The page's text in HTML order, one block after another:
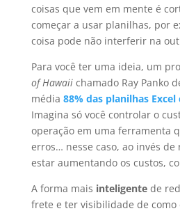
coisas que vem em mente é
começar a usar planilhas, por
coisa pode não interferir na
Para você ter uma ideia, um
of Hawaiichamado Ray Panko
média 88% das planilhas
Imagina só você controlar o
operação em uma ferramenta
erros… nesse caso, ao invés
estar aumentando os custos,
A forma mais inteligente de
frete e ter visibilidade de como